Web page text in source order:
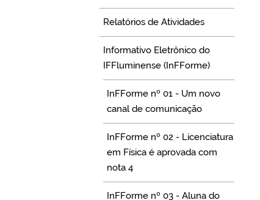
Relatórios de Atividades
Informativo Eletrônico do
IFFluminense (InFForme)
InFForme nº 01 - Um novo
canal de comunicação
InFForme nº 02 - Licenciatura
em Física é aprovada com
nota 4
InFForme nº 03 - Aluna do